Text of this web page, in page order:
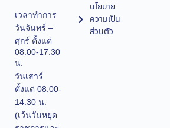
เวลาทำการ
วันจันทร์ –
ศุกร์ ตั้งแต่
08.00-17.30
น.
วันเสาร์
ตั้งแต่ 08.00-
14.30 น.
(เว้นวันหยุด
นโยบาย
ความเป็น
ส่วนตัว